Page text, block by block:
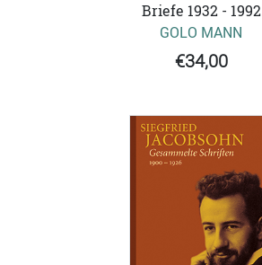
Briefe 1932 - 1992
GOLO MANN
€34,00